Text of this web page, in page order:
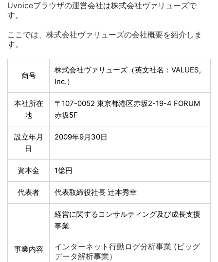
Uvoiceブラウザの運営会社は株式会社ヴァリューズで
す。
ここでは、株式会社ヴァリューズの会社概要を紹介しま
す。
商号
株式会社ヴァリューズ（英文社名：VALUES,
Inc.）
本社所在
地
〒107-0052 東京都港区赤坂2-19-4 FORUM
赤坂5F
設立年月
日
2009年9月30日
資本金 1億円
代表者 代表取締役社長 辻本秀幸
事業内容
経営に関するコンサルティング及び成長支援
事業
インターネット行動ログ分析事業 (ビッグ
データ解析事業）